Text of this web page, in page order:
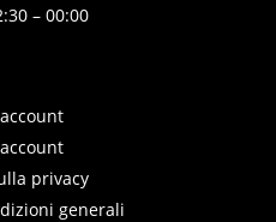
– 00:00
privacy
generali